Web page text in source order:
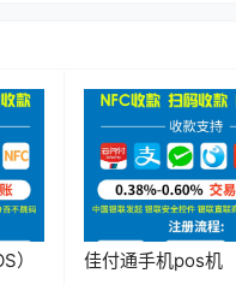
）
佳付通手机pos机